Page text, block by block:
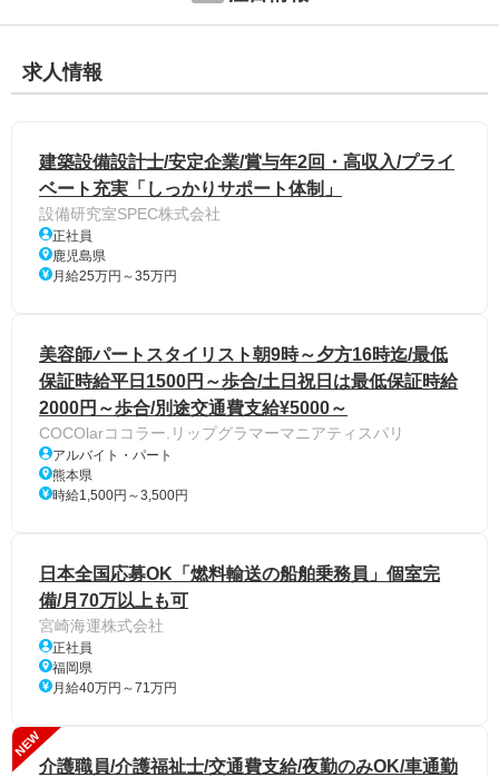
求人情報
建築設備設計士/安定企業/賞与年2回・高収入/プライ
ベート充実「しっかりサポート体制」
設備研究室SPEC株式会社
正社員
鹿児島県
月給25万円～35万円
美容師パートスタイリスト朝9時～夕方16時迄/最低
保証時給平日1500円～歩合/土日祝日は最低保証時給
2000円～歩合/別途交通費支給¥5000～
COCOlarココラー.リップグラマーマニアティスパリ
アルバイト・パート
熊本県
時給1,500円～3,500円
日本全国応募OK「燃料輸送の船舶乗務員」個室完
備/月70万以上も可
宮崎海運株式会社
正社員
福岡県
月給40万円～71万円
NEW
介護職員/介護福祉士/交通費支給/夜勤のみOK/車通勤